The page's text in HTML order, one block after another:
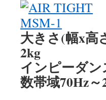
大きさ(幅x高
2kg
インピーダ
数帯域70Hz～